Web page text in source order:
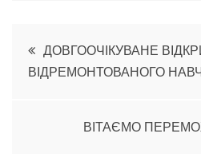
Навігація
записів
ДОВГООЧІКУВАНЕ
ВІДРЕМОНТОВАНОГО
ВІТАЄМО